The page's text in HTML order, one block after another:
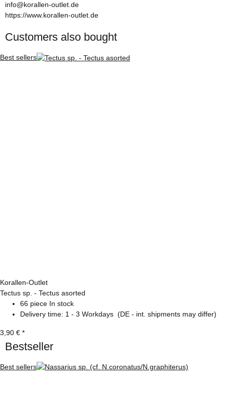
info@korallen-outlet.de
https://www.korallen-outlet.de
Customers also bought
Best sellers
Korallen-Outlet
Tectus sp. - Tectus asorted
66 piece In stock
Delivery time: 1 - 3 Workdays (DE - int. shipments may differ)
3,90 € *
Bestseller
Best sellers